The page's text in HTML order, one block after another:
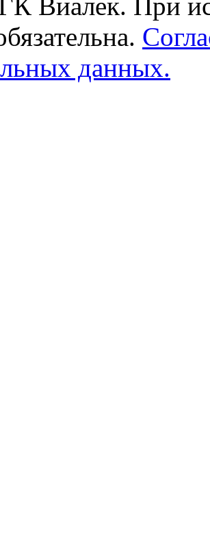
Виалек. При
данных.